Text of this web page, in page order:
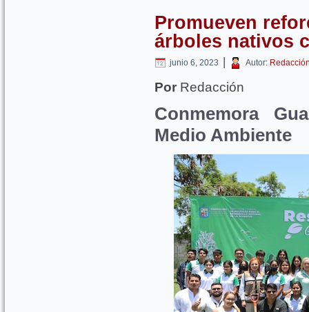
Promueven
árboles nativos
junio 6, 2023 | Autor:
Por Redacción
Conmemora
Medio Ambiente